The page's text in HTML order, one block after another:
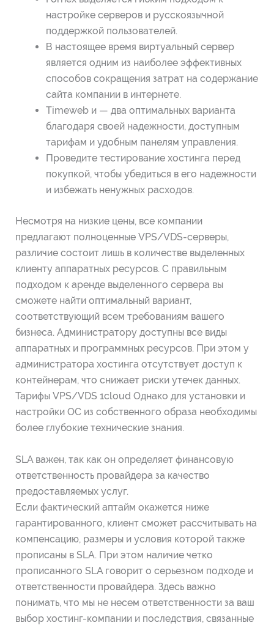
настройке серверов и русскоязычной
поддержкой пользователей.
В настоящее время виртуальный сервер
является одним из наиболее эффективных
способов сокращения затрат на содержание
сайта компании в интернете.
Timeweb и — два оптимальных варианта
благодаря своей надежности, доступным
тарифам и удобным панелям управления.
Проведите тестирование хостинга перед
покупкой, чтобы убедиться в его надежности
и избежать ненужных расходов.
Несмотря на низкие цены, все компании
предлагают полноценные VPS/VDS-серверы,
различие состоит лишь в количестве выделенных
клиенту аппаратных ресурсов. С правильным
подходом к аренде выделенного сервера вы
сможете найти оптимальный вариант,
соответствующий всем требованиям вашего
бизнеса. Администратору доступны все виды
аппаратных и программных ресурсов. При этом у
администратора хостинга отсутствует доступ к
контейнерам, что снижает риски утечек данных.
Тарифы VPS/VDS 1cloud Однако для установки и
настройки ОС из собственного образа необходимы
более глубокие технические знания.
SLA важен, так как он определяет финансовую
ответственность провайдера за качество
предоставляемых услуг.
Если фактический аптайм окажется ниже
гарантированного, клиент сможет рассчитывать на
компенсацию, размеры и условия которой также
прописаны в SLA. При этом наличие четко
прописанного SLA говорит о серьезном подходе и
ответственности провайдера. Здесь важно
понимать, что мы не несем ответственности за ваш
выбор хостинг-компании и последствия, связанные